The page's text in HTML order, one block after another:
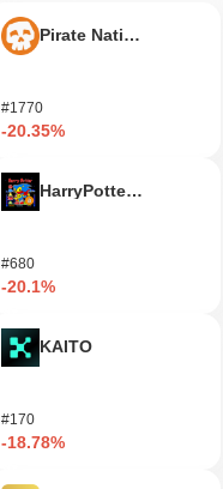
Pirate Nation Token
#1770
-20.35%
#680
-20.1%
KAITO
#170
-18.78%